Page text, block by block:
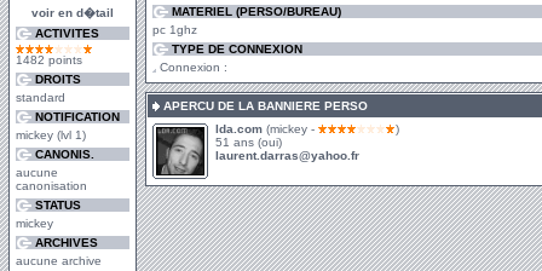
voir en d�tail
ACTIVITES
1482 points
DROITS
standard
NOTIFICATION
mickey (lvl 1)
CANONIS.
aucune
canonisation
STATUS
mickey
ARCHIVES
aucune archive
MATERIEL (PERSO/BUREAU)
pc 1ghz
TYPE DE CONNEXION
Connexion :
APERCU DE LA BANNIERE PERSO
lda.com (mickey -
)
51 ans (oui)
laurent.darras@yahoo.fr